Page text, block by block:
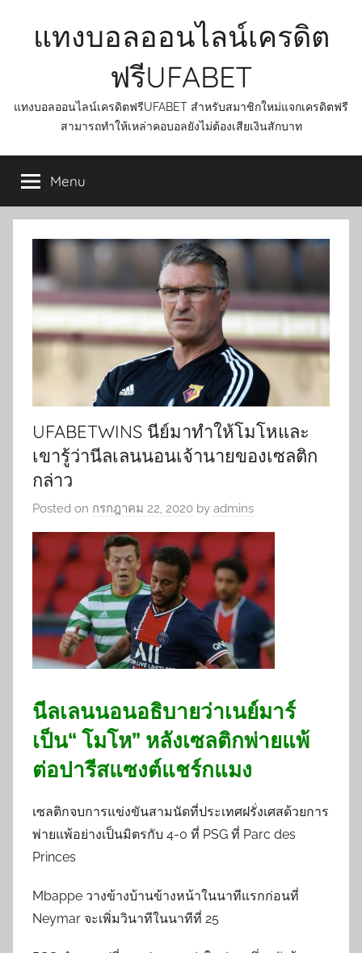
แทงบอลออนไลน์เครดิต
ฟรีUFABET
แทงบอลออนไลน์เครดิตฟรีUFABET สำหรับสมาชิกใหม่แจกเครดิตฟรี
สามารถทำให้เหล่าคอบอลยังไม่ต้องเสียเงินสักบาท
Menu
UFABETWINS นีย์มาทำให้โมโหและ
เขารู้ว่านีลเลนนอนเจ้านายของเซลติก
กล่าว
Posted on กรกฎาคม 22, 2020 by admins
นีลเลนนอนอธิบายว่าเนย์มาร์
เป็น“ โมโห” หลังเซลติกพ่ายแพ้
ต่อปารีสแซงต์แชร์กแมง
เซลติกจบการแข่งขันสามนัดที่ประเทศฝรั่งเศสด้วยการ
พ่ายแพ้อย่างเป็นมิตรกับ 4-0 ที่ PSG ที่ Parc des
Princes
Mbappe วางข้างบ้านข้างหน้าในนาทีแรกก่อนที่
Neymar จะเพิ่มวินาทีในนาทีที่ 25